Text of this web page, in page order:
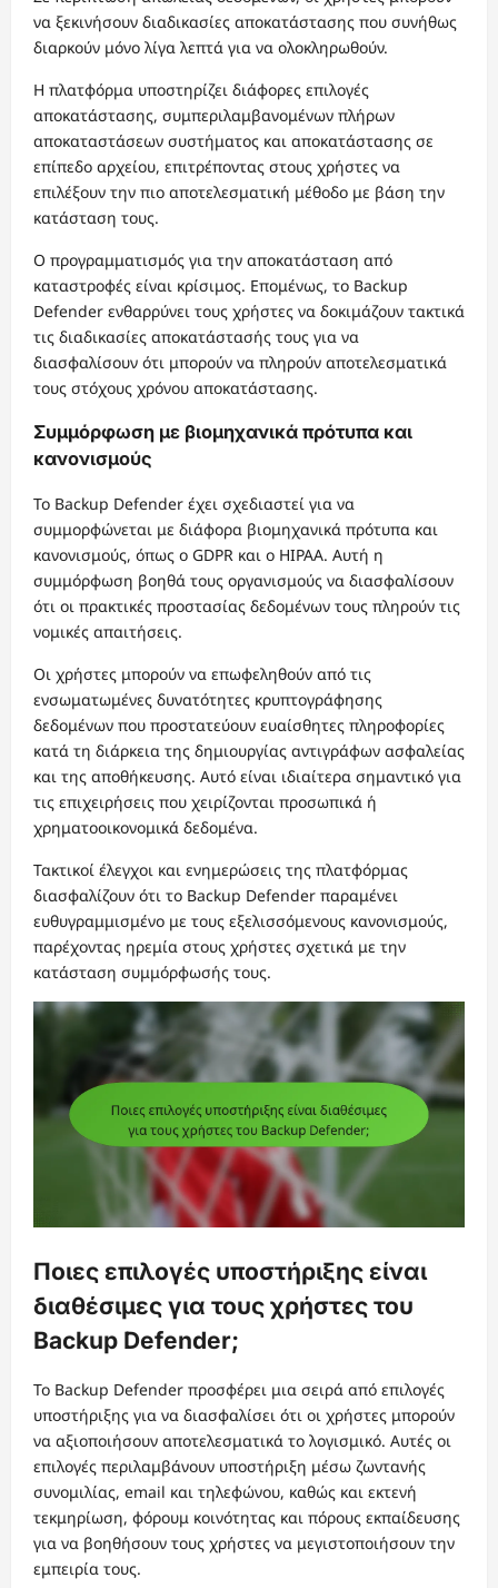
να ξεκινήσουν διαδικασίες αποκατάστασης που συνήθως
διαρκούν μόνο λίγα λεπτά για να ολοκληρωθούν.
Η πλατφόρμα υποστηρίζει διάφορες επιλογές
αποκατάστασης, συμπεριλαμβανομένων πλήρων
αποκαταστάσεων συστήματος και αποκατάστασης σε
επίπεδο αρχείου, επιτρέποντας στους χρήστες να
επιλέξουν την πιο αποτελεσματική μέθοδο με βάση την
κατάσταση τους.
Ο προγραμματισμός για την αποκατάσταση από
καταστροφές είναι κρίσιμος. Επομένως, το Backup
Defender ενθαρρύνει τους χρήστες να δοκιμάζουν τακτικά
τις διαδικασίες αποκατάστασής τους για να
διασφαλίσουν ότι μπορούν να πληρούν αποτελεσματικά
τους στόχους χρόνου αποκατάστασης.
Συμμόρφωση με βιομηχανικά πρότυπα και
κανονισμούς
Το Backup Defender έχει σχεδιαστεί για να
συμμορφώνεται με διάφορα βιομηχανικά πρότυπα και
κανονισμούς, όπως ο GDPR και ο HIPAA. Αυτή η
συμμόρφωση βοηθά τους οργανισμούς να διασφαλίσουν
ότι οι πρακτικές προστασίας δεδομένων τους πληρούν τις
νομικές απαιτήσεις.
Οι χρήστες μπορούν να επωφεληθούν από τις
ενσωματωμένες δυνατότητες κρυπτογράφησης
δεδομένων που προστατεύουν ευαίσθητες πληροφορίες
κατά τη διάρκεια της δημιουργίας αντιγράφων ασφαλείας
και της αποθήκευσης. Αυτό είναι ιδιαίτερα σημαντικό για
τις επιχειρήσεις που χειρίζονται προσωπικά ή
χρηματοοικονομικά δεδομένα.
Τακτικοί έλεγχοι και ενημερώσεις της πλατφόρμας
διασφαλίζουν ότι το Backup Defender παραμένει
ευθυγραμμισμένο με τους εξελισσόμενους κανονισμούς,
παρέχοντας ηρεμία στους χρήστες σχετικά με την
κατάσταση συμμόρφωσής τους.
Ποιες επιλογές υποστήριξης είναι
διαθέσιμες για τους χρήστες του
Backup Defender;
Το Backup Defender προσφέρει μια σειρά από επιλογές
υποστήριξης για να διασφαλίσει ότι οι χρήστες μπορούν
να αξιοποιήσουν αποτελεσματικά το λογισμικό. Αυτές οι
επιλογές περιλαμβάνουν υποστήριξη μέσω ζωντανής
συνομιλίας, email και τηλεφώνου, καθώς και εκτενή
τεκμηρίωση, φόρουμ κοινότητας και πόρους εκπαίδευσης
για να βοηθήσουν τους χρήστες να μεγιστοποιήσουν την
εμπειρία τους.